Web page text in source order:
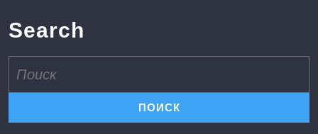
Search
по: